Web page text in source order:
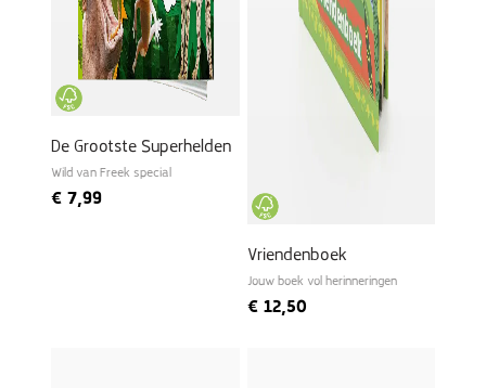
De Grootste Superhelden
Wild van Freek special
€ 7,99
Vriendenboek
Jouw boek vol herinneringen
€12,50